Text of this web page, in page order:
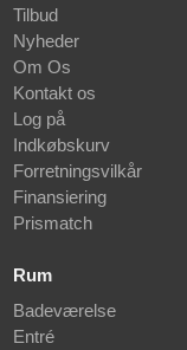
Tilbud
Nyheder
Om Os
Kontakt os
Log på
Indkøbskurv
Forretningsvilkår
Finansiering
Prismatch
Rum
Badeværelse
Entré